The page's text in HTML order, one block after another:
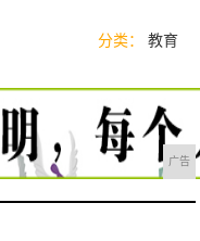
分类： 教育
广告